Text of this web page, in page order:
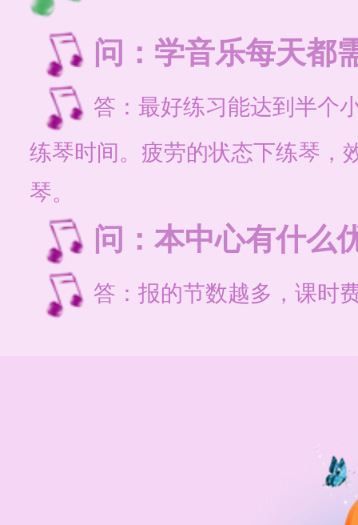
问：学音乐每天都
答：最好练习能达到半个
练琴时间。疲劳的状态下练琴，
琴。
问：本中心有什么
答：报的节数越多，课时